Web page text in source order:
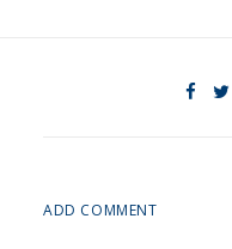
ADD COMMENT